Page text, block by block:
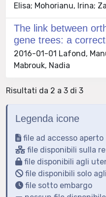
Elisa; Mohorianu, Irina;
The link between
gene trees: a
2016-01-01 Lafond,
Mabrouk, Nadia
Risultati da 2 a 3 di 3
Legenda icone
file ad accesso aperto
file disponibili sulla
file disponibili agli
file disponibili solo
file sotto embargo